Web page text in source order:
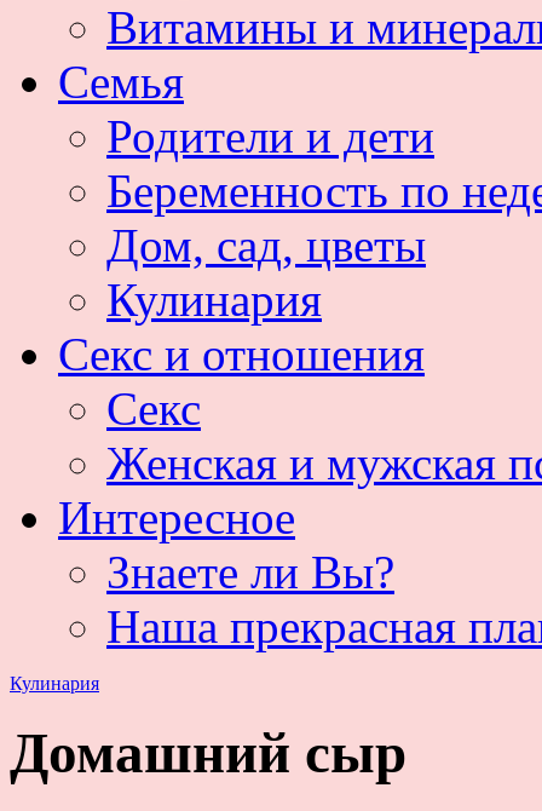
Витамины и
Семья
Родители и дети
Беременность по
Дом, сад, цветы
Кулинария
Секс и отношения
Секс
Женская и мужская
Интересное
Знаете ли Вы?
Наша прекрасная
Кулинария
Домашний сыр